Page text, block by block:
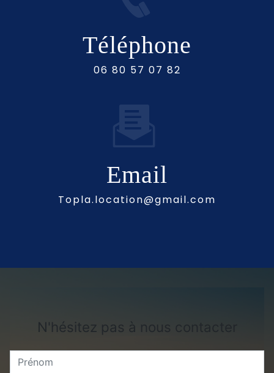
Téléphone
06 80 57 07 82
Email
topla.location@gmail.com
N'hésitez pas à nous contacter